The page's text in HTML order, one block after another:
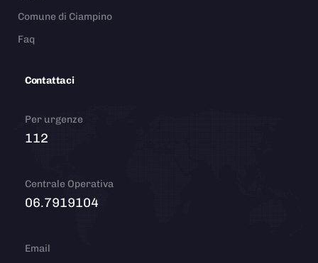
Comune di Ciampino
Faq
Contattaci
Per urgenze
112
Centrale Operativa
06.7919104
Email